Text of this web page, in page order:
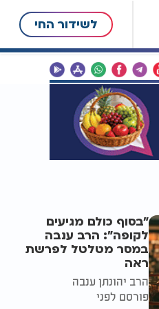
לשידור החי
"בסוף כולם מגיעים
לקופה": הרב ענבה
במסר מטלטל לפרשת
ראה
הרב יהונתן ענבה
פורסם לפני